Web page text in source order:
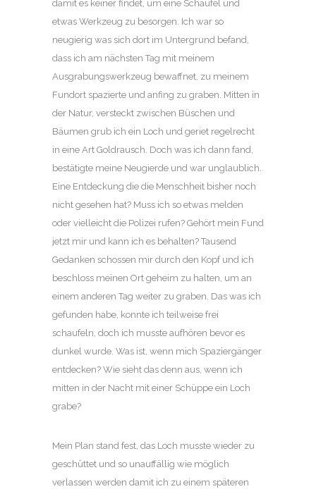
damit es keiner findet, um eine Schaufel und
etwas Werkzeug zu besorgen. Ich war so
neugierig was sich dort im Untergrund befand,
dass ich am nächsten Tag mit meinem
Ausgrabungswerkzeug bewaffnet, zu meinem
Fundort spazierte und anfing zu graben. Mitten in
der Natur, versteckt zwischen Büschen und
Bäumen grub ich ein Loch und geriet regelrecht
in eine Art Goldrausch. Doch was ich dann fand,
bestätigte meine Neugierde und war unglaublich.
Eine Entdeckung die die Menschheit bisher noch
nicht gesehen hat? Muss ich so etwas melden
oder vielleicht die Polizei rufen? Gehört mein Fund
jetzt mir und kann ich es behalten? Tausend
Gedanken schossen mir durch den Kopf und ich
beschloss meinen Ort geheim zu halten, um an
einem anderen Tag weiter zu graben. Das was ich
gefunden habe, konnte ich teilweise frei
schaufeln, doch ich musste aufhören bevor es
dunkel wurde. Was ist, wenn mich Spaziergänger
entdecken? Wie sieht das denn aus, wenn ich
mitten in der Nacht mit einer Schüppe ein Loch
grabe?
Mein Plan stand fest, das Loch musste wieder zu
geschüttet und so unauffällig wie möglich
verlassen werden damit ich zu einem späteren